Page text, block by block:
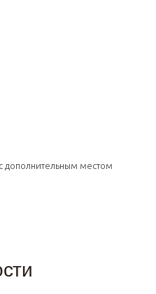
дополнительным местом